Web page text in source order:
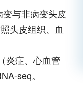
与非病变头皮
头皮组织、血
炎症、心血管
seq。